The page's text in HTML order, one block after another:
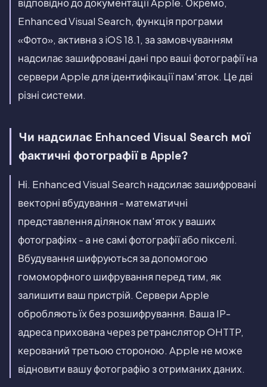
відповідно до документації Apple. Окремо,
Enhanced Visual Search, функція програми
«Фото», активна з iOS 18.1, за замовчуванням
надсилає зашифровані дані про ваші фотографії на
сервери Apple для ідентифікації пам'яток. Це дві
різні системи.
Чи надсилає Enhanced Visual Search мої
фактичні фотографії в Apple?
Ні. Enhanced Visual Search надсилає зашифровані
векторні вбудування - математичні
представлення ділянок пам'яток у ваших
фотографіях - а не самі фотографії або пікселі.
Вбудування шифруються за допомогою
гомоморфного шифрування перед тим, як
залишити ваш пристрій. Сервери Apple
обробляють їх без розшифрування. Ваша IP-
адреса прихована через ретранслятор OHTTP,
керований третьою стороною. Apple не може
відновити вашу фотографію з отриманих даних.